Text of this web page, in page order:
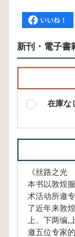
新刊・電子書
在庫な
《丝路之光
本书以敦煌
术活动所邀
了近年来敦
上、下两编,
邀五位专家